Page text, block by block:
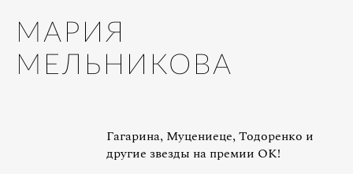
МАРИЯ
МЕЛЬНИКОВА
Гагарина, Муцениеце, Тодоренко и
другие звезды на премии OK!